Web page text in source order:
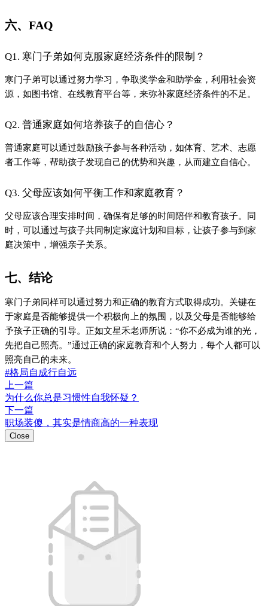
六、FAQ
Q1. 寒门子弟如何克服家庭经济条件的限制？
寒门子弟可以通过努力学习，争取奖学金和助学金，利用社会资
源，如图书馆、在线教育平台等，来弥补家庭经济条件的不足。
Q2. 普通家庭如何培养孩子的自信心？
普通家庭可以通过鼓励孩子参与各种活动，如体育、艺术、志愿
者工作等，帮助孩子发现自己的优势和兴趣，从而建立自信心。
Q3. 父母应该如何平衡工作和家庭教育？
父母应该合理安排时间，确保有足够的时间陪伴和教育孩子。同
时，可以通过与孩子共同制定家庭计划和目标，让孩子参与到家
庭决策中，增强亲子关系。
七、结论
寒门子弟同样可以通过努力和正确的教育方式取得成功。关键在
于家庭是否能够提供一个积极向上的氛围，以及父母是否能够给
予孩子正确的引导。正如文星禾老师所说：“你不必成为谁的光，
先把自己照亮。”通过正确的家庭教育和个人努力，每个人都可以
照亮自己的未来。
#格局自成行自远
上一篇
为什么你总是习惯性自我怀疑？
下一篇
职场装傻，其实是情商高的一种表现
Close